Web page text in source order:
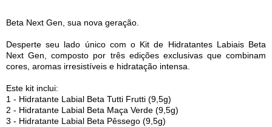
Beta Next Gen, sua nova geração.
Desperte seu lado único com o Kit de Hidratantes Labiais Beta
Next Gen, composto por três edições exclusivas que combinam
cores, aromas irresistíveis e hidratação intensa.
Este kit inclui:
1 - Hidratante Labial Beta Tutti Frutti (9,5g)
2 - Hidratante Labial Beta Maça Verde (9,5g)
3 - Hidratante Labial Beta Pêssego (9,5g)